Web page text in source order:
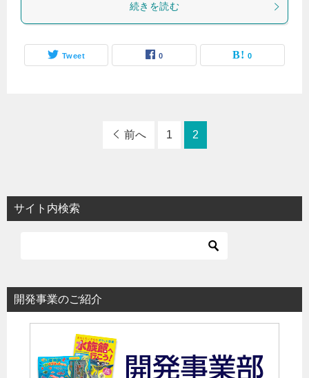
続きを読む
Tweet 0 0
前へ 1 2
サイト内検索
開発事業のご紹介